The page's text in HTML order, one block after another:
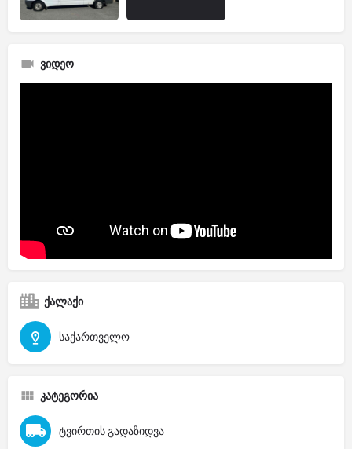
ვიდეო
ქალაქი
საქართველო
კატეგორია
ტვირთის გადაზიდვა